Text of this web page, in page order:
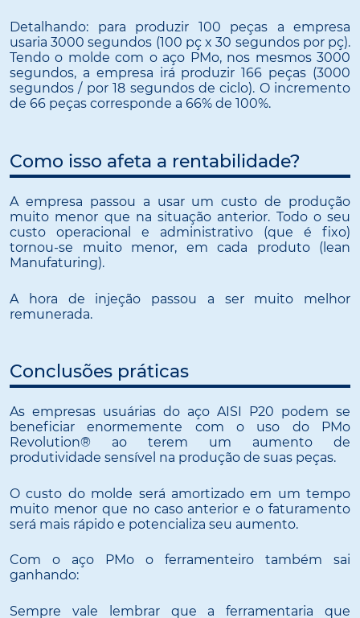
Detalhando: para produzir 100 peças a empresa
usaria 3000 segundos (100 pç x 30 segundos por pç).
Tendo o molde com o aço PMo, nos mesmos 3000
segundos, a empresa irá produzir 166 peças (3000
segundos / por 18 segundos de ciclo). O incremento
de 66 peças corresponde a 66% de 100%.
Como isso afeta a rentabilidade?
A empresa passou a usar um custo de produção
muito menor que na situação anterior. Todo o seu
custo operacional e administrativo (que é fixo)
tornou-se muito menor, em cada produto (lean
Manufaturing).
A hora de injeção passou a ser muito melhor
remunerada.
Conclusões práticas
As empresas usuárias do aço AISI P20 podem se
beneficiar enormemente com o uso do PMo
Revolution® ao terem um aumento de
produtividade sensível na produção de suas peças.
O custo do molde será amortizado em um tempo
muito menor que no caso anterior e o faturamento
será mais rápido e potencializa seu aumento.
Com o aço PMo o ferramenteiro também sai
ganhando:
Sempre vale lembrar que a ferramentaria que